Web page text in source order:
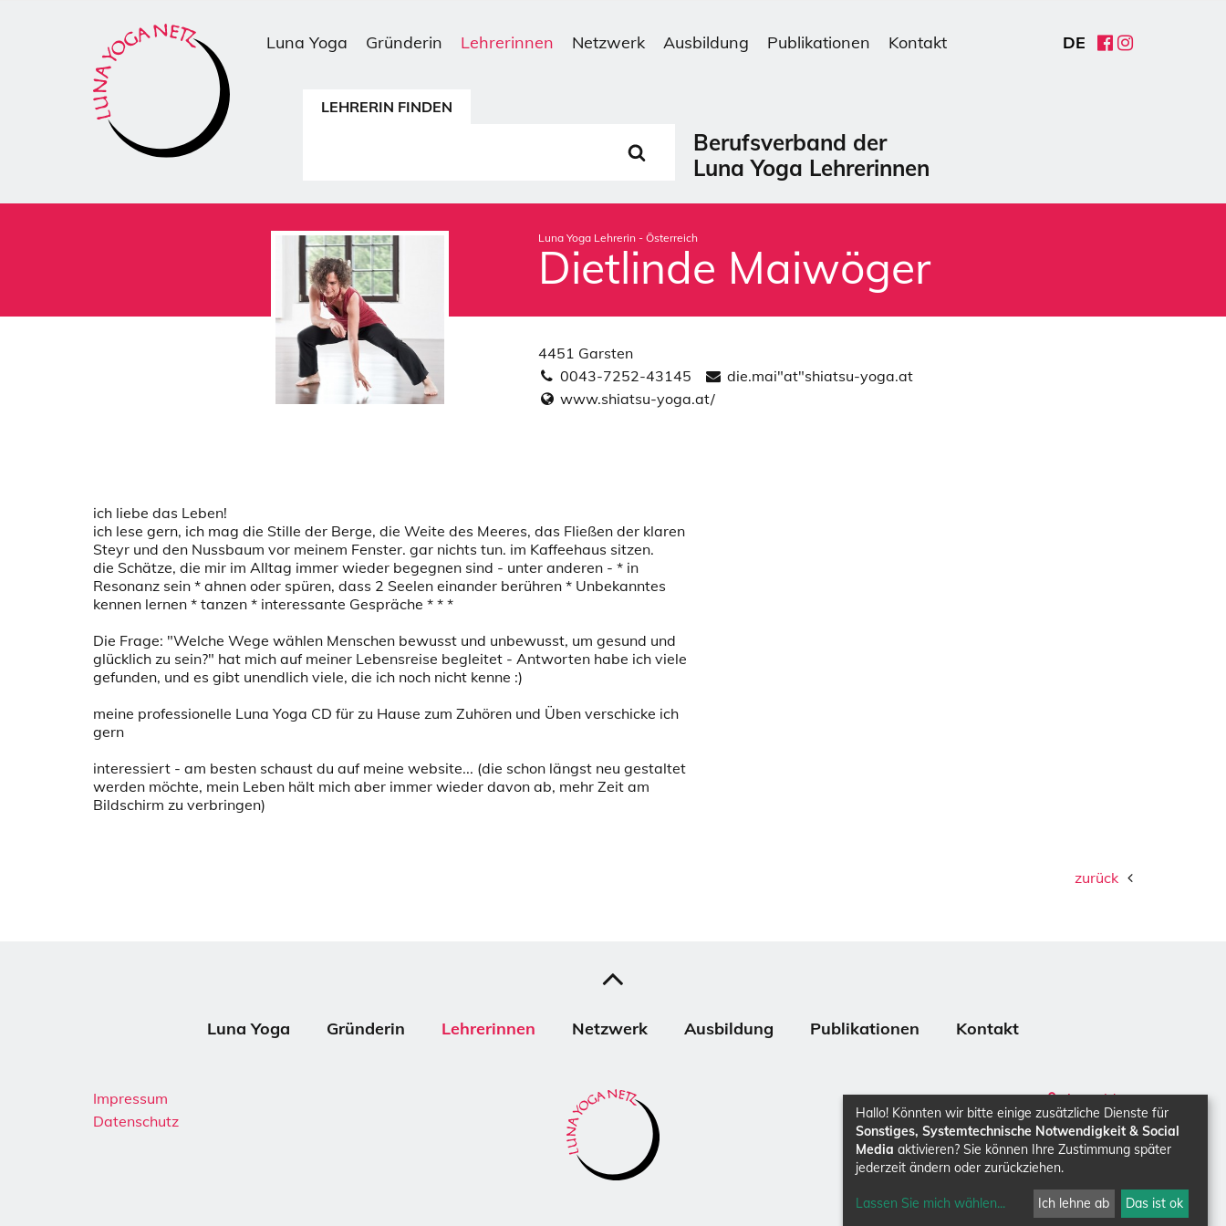
Luna Yoga Gründerin Lehrerinnen Netzwerk Ausbildung Publikationen Kontakt
DE
LEHRERIN FINDEN
Luna Yoga Lehrerin - Österreich
Dietlinde Maiwöger
4451 Garsten
0043-7252-43145
die.mai"at"shiatsu-yoga.at
www.shiatsu-yoga.at/
ich liebe das Leben!
ich lese gern, ich mag die Stille der Berge, die Weite des Meeres, das Fließen der klaren
Steyr und den Nussbaum vor meinem Fenster. gar nichts tun. im Kaffeehaus sitzen.
die Schätze, die mir im Alltag immer wieder begegnen sind - unter anderen - * in
Resonanz sein * ahnen oder spüren, dass 2 Seelen einander berühren * Unbekanntes
kennen lernen * tanzen * interessante Gespräche * * *
Die Frage: "Welche Wege wählen Menschen bewusst und unbewusst, um gesund und
glücklich zu sein?" hat mich auf meiner Lebensreise begleitet - Antworten habe ich viele
gefunden, und es gibt unendlich viele, die ich noch nicht kenne :)
meine professionelle Luna Yoga CD für zu Hause zum Zuhören und Üben verschicke ich
gern
interessiert - am besten schaust du auf meine website... (die schon längst neu gestaltet
werden möchte, mein Leben hält mich aber immer wieder davon ab, mehr Zeit am
Bildschirm zu verbringen)
zurück
Luna Yoga Gründerin Lehrerinnen Netzwerk Ausbildung Publikationen Kontakt
Impressum
Datenschutz
Anmelden
Hallo! Könnten wir bitte einige zusätzliche Dienste für
Sonstiges, Systemtechnische Notwendigkeit & Social
Media aktivieren? Sie können Ihre Zustimmung später
jederzeit ändern oder zurückziehen.
Lassen Sie mich wählen... Ich lehne ab Das ist ok